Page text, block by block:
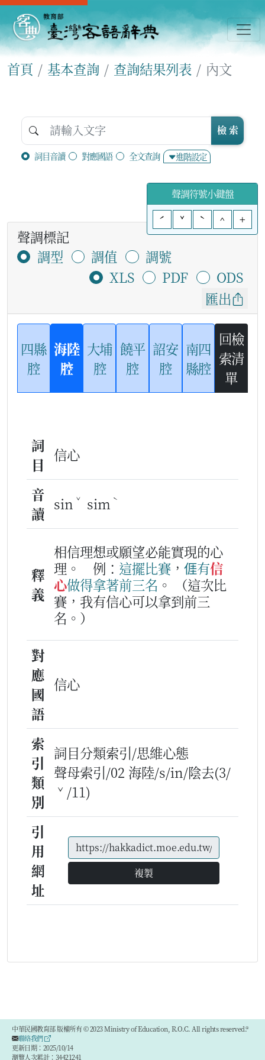
首頁 基本查詢 查詢結果列表 內文
詞目音讀 對應國語 全文查詢 進階設定
檢 索
聲調符號小鍵盤
ˊ
ˇ ˋ ^ +
聲調標記
調型
調值
調號
XLS
PDF
ODS
匯出
四縣
腔
海陸
腔
大埔
腔
饒平
腔
詔安
腔
南四
縣腔
回檢
索清
單
詞
目
信心
音
讀
sin ˇ sim ˋ
釋
義
相信理想或願望必能實現的心
理。
例： 這擺比賽 ， 𠊎有信
心做得拿著前三名 。
（這次比
賽，我有信心可以拿到前三
名。）
對
應
國
語
信心
索
引
類
別
詞目分類索引/思維心態
聲母索引/02 海陸/s/in/陰去(3/
ˇ/11)
引
用
網
址
複製
中華民國教育部 版權所有 © 2023 Ministry of Education, R.O.C. All rights reserved.®
聯絡我們
更新日期：2025/10/14
瀏覽人次累計：34421241